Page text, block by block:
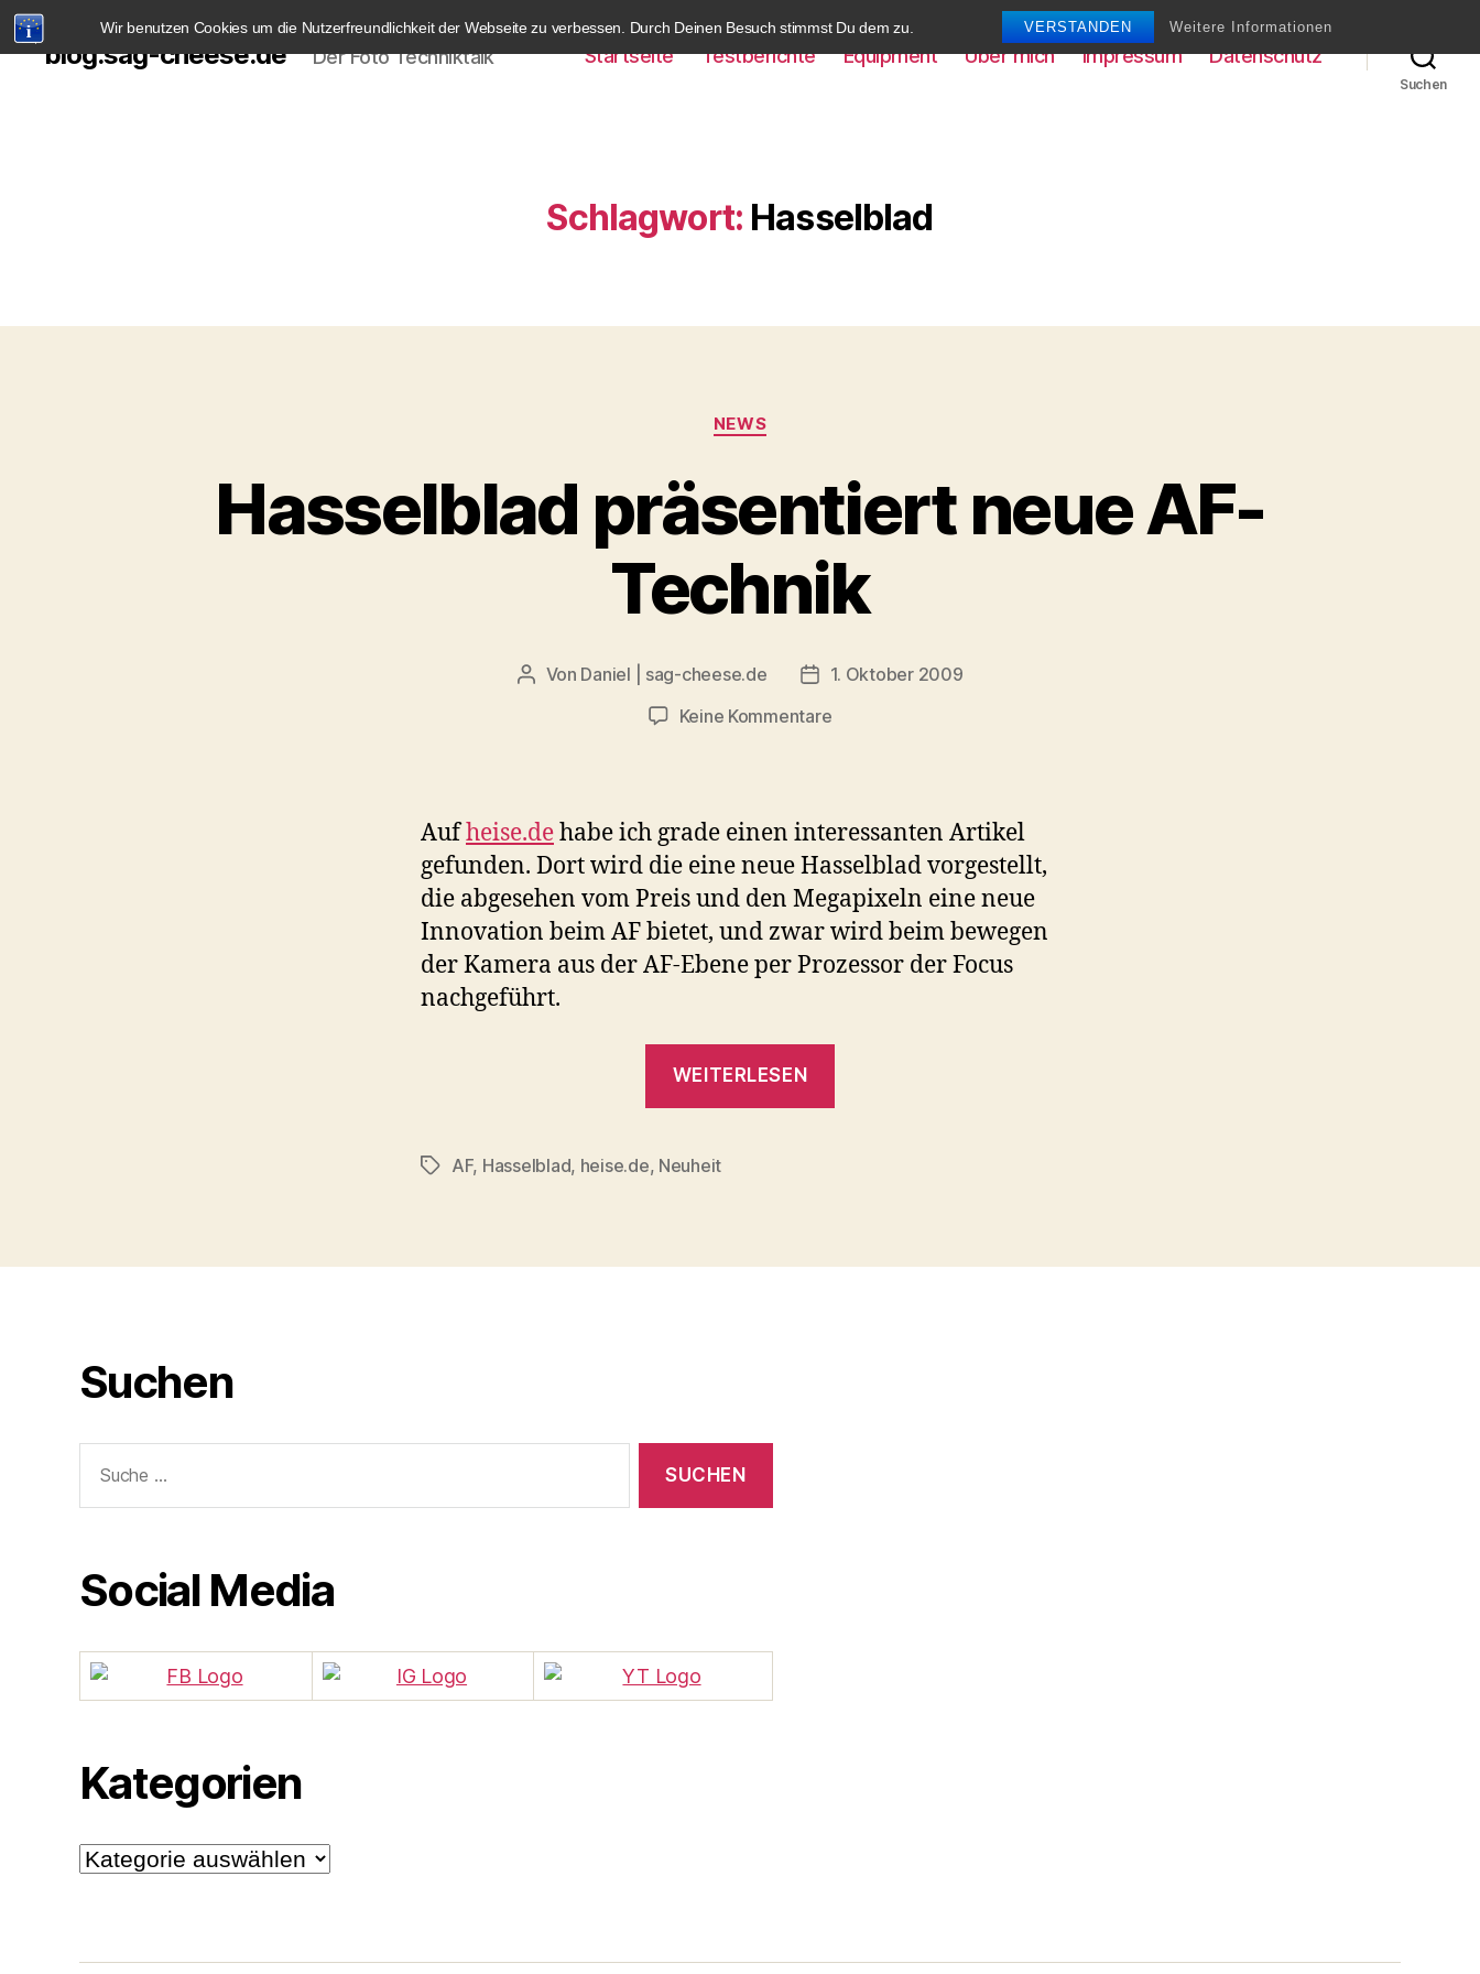
Wir benutzen Cookies um die Nutzerfreundlichkeit der Webseite zu verbessen. Durch Deinen Besuch stimmst Du dem zu. VERSTANDEN Weitere Informationen
blog.sag-cheese.de Der Foto Techniktalk Startseite Testberichte Equipment Über mich Impressum Datenschutz
Suchen
Schlagwort: Hasselblad
Kategorien
NEWS
Hasselblad präsentiert neue AF-
Technik
Beitragsautor
Von Daniel | sag-cheese.de Beitragsdatum
1. Oktober 2009
Keine Kommentarezu
Technik
Aufheise.dehabe ich grade einen interessanten Artikel
gefunden. Dort wird die eine neue Hasselblad vorgestellt,
die abgesehen vom Preis und den Megapixeln eine neue
Innovation beim AF bietet, und zwar wird beim bewegen
der Kamera aus der AF-Ebene per Prozessor der Focus
nachgeführt.
WEITERLESEN
Schlagwörter
AF, Hasselblad, heise.de, Neuheit
Suchen
nach:
Social Media
Kategorien
Kategorien